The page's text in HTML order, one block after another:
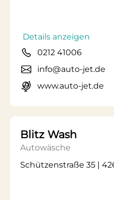
Details anzeigen
0212 41006
info@auto-jet.de
www.auto-jet.de
Blitz Wash
Autowäsche
Schützenstraße 35 |